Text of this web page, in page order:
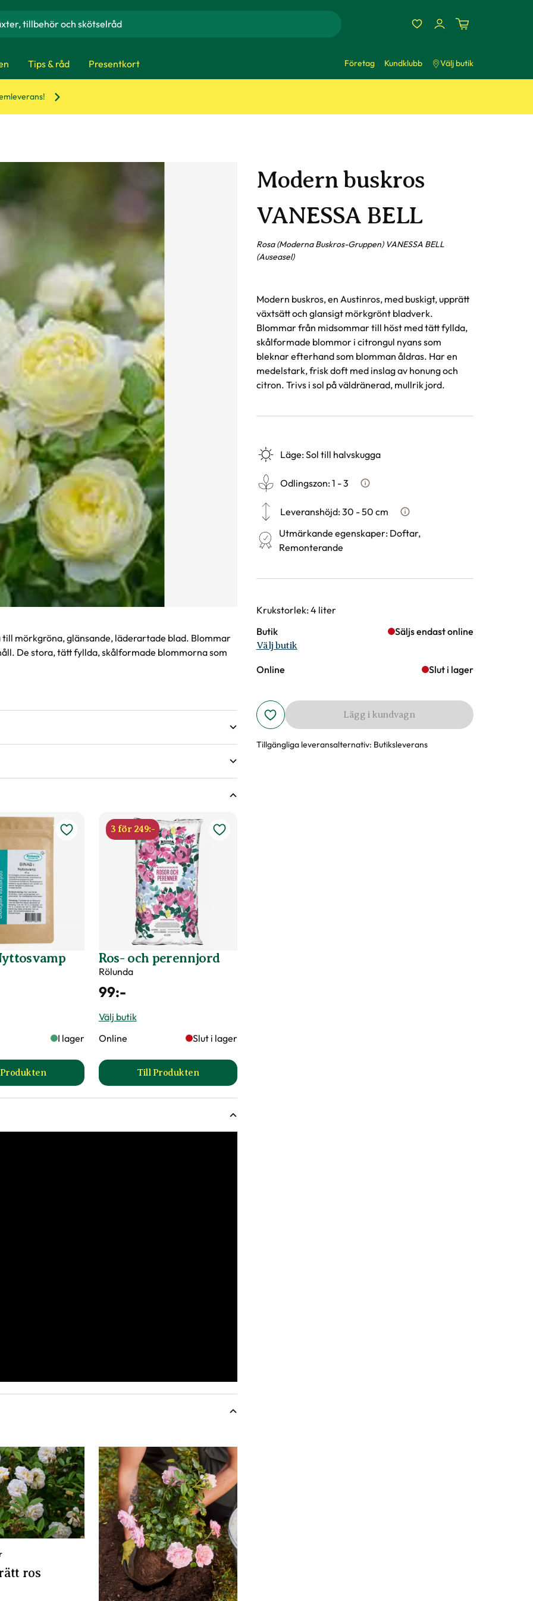
Tips & råd Presentkort Företag Kundklubb Välj butik
Modern buskros
VANESSA BELL
Rosa (Moderna Buskros-Gruppen) VANESSA BELL
(Auseasel)
Modern buskros, en Austinros, med buskigt, upprätt
växtsätt och glansigt mörkgrönt bladverk.
Blommar från midsommar till höst med tätt fyllda,
skålformade blommor i citrongul nyans som
bleknar efterhand som blomman åldras. Har en
medelstark, frisk doft med inslag av honung och
citron. Trivs i sol på väldränerad, mullrik jord.
Läge:Sol till halvskugga
Odlingszon:1 - 3
Vad är odlingszon?
Leveranshöjd:30 - 50 cm
Hur vi mäter leveranshöjd på
Utmärkande egenskaper: Doftar,
Remonterande
Varianter
Krukstorlek: 4 liter
Butik
Säljs endast online
Välj butik
Online Slut i lager
Lägg i kundvagn
Tillgängliga leveransalternativ: Butiksleverans
mörkgröna, glänsande, läderartade blad. Blommar
De stora, tätt fyllda, skålformade blommorna som
ved, Gallra ut äldre grenar på olika höjder
I lager
till Binab t Nyttosvamp produktsida
3 för 249:-
Ros- och perennjord
Rölunda
99:-
Välj butik
Online
Slut i lager
Till Produkten
till Ros- och perennjord produktsida
ros